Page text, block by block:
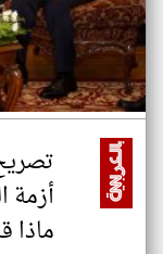
أزمة
ماذا